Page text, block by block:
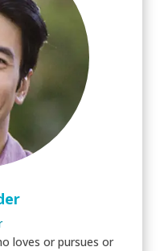
loves or pursues or